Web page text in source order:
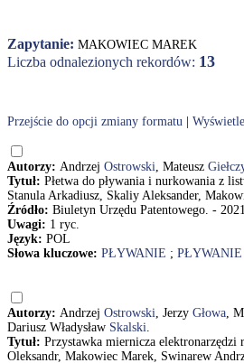
Zapytanie: MAKOWIEC MAREK
Liczba odnalezionych rekordów: 13
Przejście do opcji zmiany formatu
Autorzy: Andrzej Ostrowski, Mateusz
Tytuł: Płetwa do pływania i nurkowania z
Stanula Arkadiusz, Skaliy Aleksander,
Źródło: Biuletyn Urzędu Patentowego. -
Uwagi: 1 ryc.
Język: POL
Słowa kluczowe: PŁYWANIE ; PŁYWANIE
Autorzy: Andrzej Ostrowski, Jerzy Głowa,
Dariusz Władysław Skalski.
Tytuł: Przystawka miernicza elektronarzędzi
Oleksandr, Makowiec Marek, Swinarew